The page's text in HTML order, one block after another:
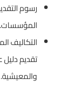
رسوم
المؤسسات.
التكاليف
تقديم
والمعيشية.